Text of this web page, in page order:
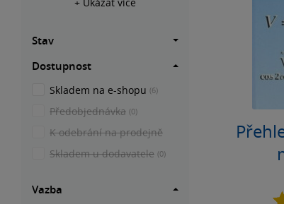
Stav
Dostupnost
Skladem na e-shopu (6)
Předobjednávka (0)
K odebrání na prodejně
Skladem u dodavatele (0)
Vazba